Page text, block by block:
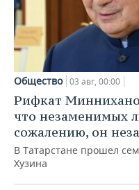
Общество 03 авг, 00:00
Рифкат
что незаменимых
сожалению, он
В Татарстане прошел
Хузина